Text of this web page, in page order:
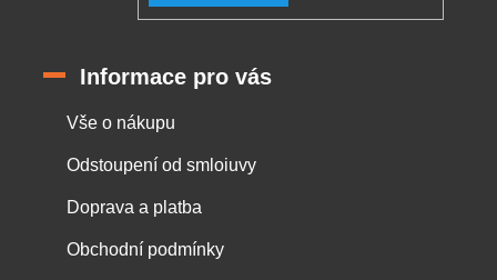
Informace pro vás
Vše o nákupu
Odstoupení od smloiuvy
Doprava a platba
Obchodní podmínky